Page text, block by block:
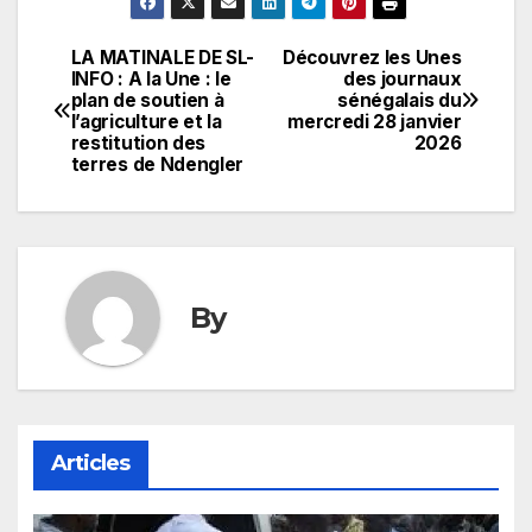
Navigation
de
l’article
Découvrez les Unes
des journaux
sénégalais du
mercredi 28 janvier
2026
LA MATINALE DE SL-
INFO : A la Une : le
plan de soutien à
l’agriculture et la
restitution des
terres de Ndengler
By
Articles